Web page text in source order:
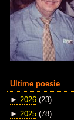
Ultime poesie
► 2026 (23)
► 2025 (78)